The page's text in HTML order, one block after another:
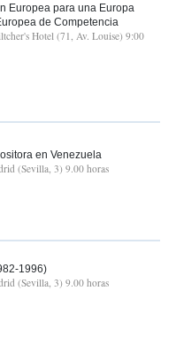
Europea para una Europa
de Competencia
Hotel (71, Av. Louise) 9:00
en Venezuela
(Sevilla, 3) 9.00 horas
1996)
(Sevilla, 3) 9.00 horas